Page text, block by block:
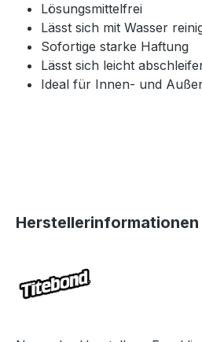
Lösungsmittelfrei
Lässt sich mit Wasser
Sofortige starke Haftung
Lässt sich leicht
Ideal für Innen- und
Herstellerinformationen